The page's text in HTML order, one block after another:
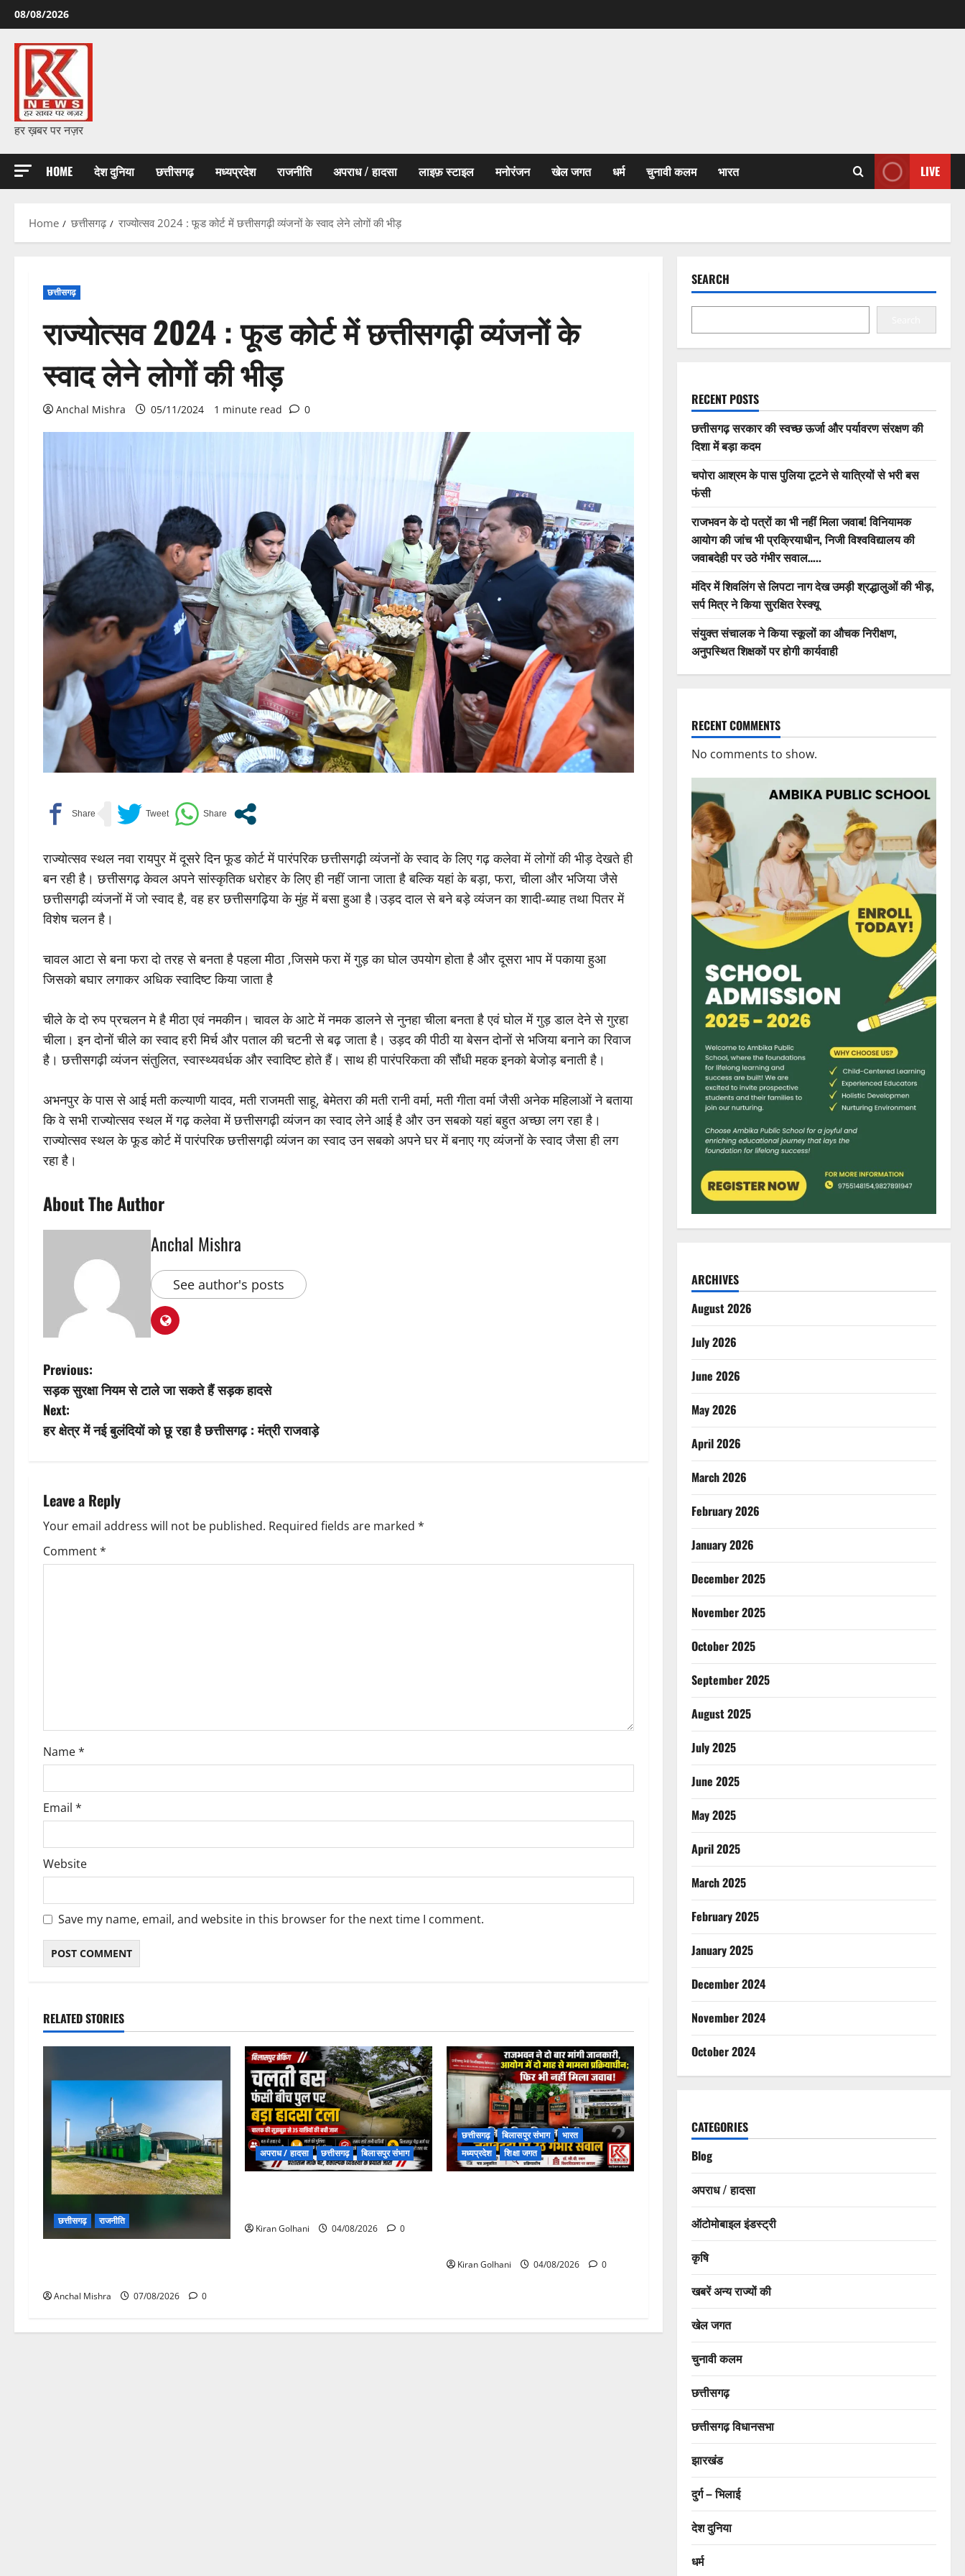
Skip
to
content
08/08/2026
हर ख़बर पर नज़र
HOME देश दुनिया छत्तीसगढ़ मध्यप्रदेश राजनीति अपराध / हादसा लाइफ़ स्टाइल मनोरंजन खेल जगत धर्म चुनावी कलम भारत LIVE
Home छत्तीसगढ़ राज्योत्सव 2024 : फूड कोर्ट में छत्तीसगढ़ी व्यंजनों के स्वाद लेने लोगों की भीड़
छत्तीसगढ़
राज्योत्सव 2024 : फूड कोर्ट में छत्तीसगढ़ी व्यंजनों के
स्वाद लेने लोगों की भीड़
Anchal Mishra 05/11/2024 1 minute read 0
राज्योत्सव स्थल नवा रायपुर में दूसरे दिन फूड कोर्ट में पारंपरिक छत्तीसगढ़ी व्यंजनों के स्वाद के लिए गढ़ कलेवा में लोगों की भीड़ देखते ही
बन रही है। छत्तीसगढ़ केवल अपने सांस्कृतिक धरोहर के लिए ही नहीं जाना जाता है बल्कि यहां के बड़ा, फरा, चीला और भजिया जैसे
छत्तीसगढ़ी व्यंजनों में जो स्वाद है, वह हर छत्तीसगढ़िया के मुंह में बसा हुआ है।उड़द दाल से बने बड़े व्यंजन का शादी-ब्याह तथा पितर में
विशेष चलन है।
चावल आटा से बना फरा दो तरह से बनता है पहला मीठा ,जिसमे फरा में गुड़ का घोल उपयोग होता है और दूसरा भाप में पकाया हुआ
जिसको बघार लगाकर अधिक स्वादिष्ट किया जाता है
चीले के दो रुप प्रचलन मे है मीठा एवं नमकीन। चावल के आटे में नमक डालने से नुनहा चीला बनता है एवं घोल में गुड़ डाल देने से गुरहा
चीला। इन दोनों चीले का स्वाद हरी मिर्च और पताल की चटनी से बढ़ जाता है। उड़द की पीठी या बेसन दोनों से भजिया बनाने का रिवाज
है। छत्तीसगढ़ी व्यंजन संतुलित, स्वास्थ्यवर्धक और स्वादिष्ट होते हैं। साथ ही पारंपरिकता की सौंधी महक इनको बेजोड़ बनाती है।
अभनपुर के पास से आई मती कल्याणी यादव, मती राजमती साहू, बेमेतरा की मती रानी वर्मा, मती गीता वर्मा जैसी अनेक महिलाओं ने बताया
कि वे सभी राज्योत्सव स्थल में गढ़ कलेवा में छत्तीसगढ़ी व्यंजन का स्वाद लेने आई है और उन सबको यहां बहुत अच्छा लग रहा है।
राज्योत्सव स्थल के फूड कोर्ट में पारंपरिक छत्तीसगढ़ी व्यंजन का स्वाद उन सबको अपने घर में बनाए गए व्यंजनों के स्वाद जैसा ही लग
रहा है।
About The Author
Anchal Mishra
See author's posts
P
o
s
n
a
v
o
n
Previous:
सड़क सुरक्षा नियम से टाले जा सकते हैं सड़क हादसे
Next:
हर क्षेत्र में नई बुलंदियों को छू रहा है छत्तीसगढ़ : मंत्री राजवाड़े
Leave a Reply
Your email address will not be published. Required fields are marked *
Comment*
Name*
Email *
Website
Save my name, email, and website in this browser for the next time I comment.
RELATED STORIES
छत्तीसगढ़ राजनीति
Anchal Mishra 07/08/2026 0
अपराध / हादसा छत्तीसगढ़ बिलासपुर संभाग
Kiran Golhani 04/08/2026 0
छत्तीसगढ़ बिलासपुर संभाग
भारत
मध्यप्रदेश
शिक्षा जगत
Kiran Golhani 04/08/2026 0
SEARCH
RECENT POSTS
छत्तीसगढ़ सरकार की स्वच्छ ऊर्जा और पर्यावरण संरक्षण की
दिशा में बड़ा कदम
चपोरा आश्रम के पास पुलिया टूटने से यात्रियों से भरी बस
फंसी
राजभवन के दो पत्रों का भी नहीं मिला जवाब! विनियामक
आयोग की जांच भी प्रक्रियाधीन, निजी विश्वविद्यालय की
जवाबदेही पर उठे गंभीर सवाल…..
मंदिर में शिवलिंग से लिपटा नाग देख उमड़ी श्रद्धालुओं की भीड़,
सर्प मित्र ने किया सुरक्षित रेस्क्यू
संयुक्त संचालक ने किया स्कूलों का औचक निरीक्षण,
अनुपस्थित शिक्षकों पर होगी कार्यवाही
RECENT COMMENTS
No comments to show.
ARCHIVES
August 2026
July 2026
June 2026
May 2026
April 2026
March 2026
February 2026
January 2026
December 2025
November 2025
October 2025
September 2025
August 2025
July 2025
June 2025
May 2025
April 2025
March 2025
February 2025
January 2025
December 2024
November 2024
October 2024
CATEGORIES
Blog
अपराध / हादसा
ऑटोमोबाइल इंडस्ट्री
कृषि
खबरें अन्य राज्यों की
खेल जगत
चुनावी कलम
छत्तीसगढ़
छत्तीसगढ़ विधानसभा
झारखंड
दुर्ग – भिलाई
देश दुनिया
धर्म